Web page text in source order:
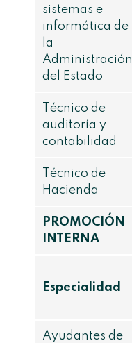
sistemas e
informática de
la
Administración
del Estado
Técnico de
auditoría y
contabilidad
Técnico de
Hacienda
PROMOCIÓN
INTERNA
Especialidad
Ayudantes de